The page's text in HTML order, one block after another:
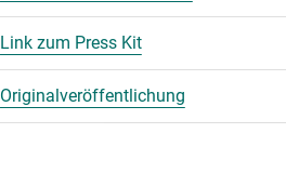
Link zum Press Kit
Originalveröffentlichung